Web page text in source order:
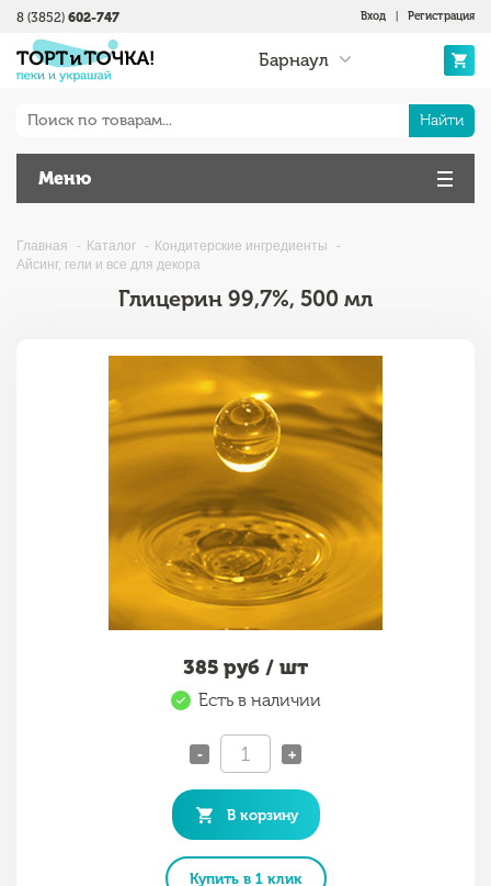
Вход Регистрация
Барнаул
8 (3852) 602-747
Найти
Меню
Главная Каталог
Кондитерские ингредиенты
Айсинг, гели и все для декора
Глицерин 99,7%, 500 мл
385 руб / шт
Есть в наличии
- +
В корзину
Купить в 1 клик